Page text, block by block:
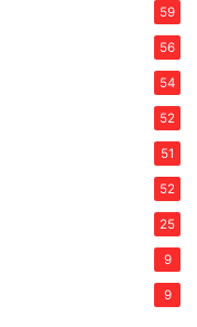
59
56
54
52
51
52
25
9
9